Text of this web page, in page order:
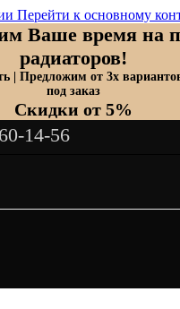
Перейти к основному
Ваше время на
радиаторов!
| Предложим от 3х
под заказ
Скидки от 5%
14-56